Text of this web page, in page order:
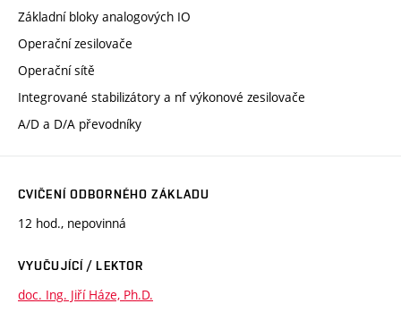
Základní bloky analogových IO
Operační zesilovače
Operační sítě
Integrované stabilizátory a nf výkonové zesilovače
A/D a D/A převodníky
CVIČENÍ ODBORNÉHO ZÁKLADU
12 hod., nepovinná
VYUČUJÍCÍ / LEKTOR
doc. Ing. Jiří Háze, Ph.D.